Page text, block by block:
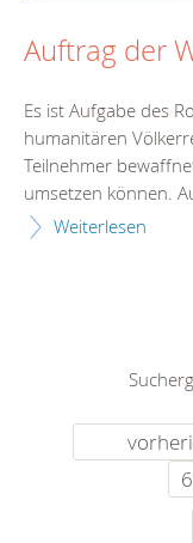
Auftrag der
Es ist Aufgabe des
humanitären
Teilnehmer
umsetzen können.
Weiterlesen
6